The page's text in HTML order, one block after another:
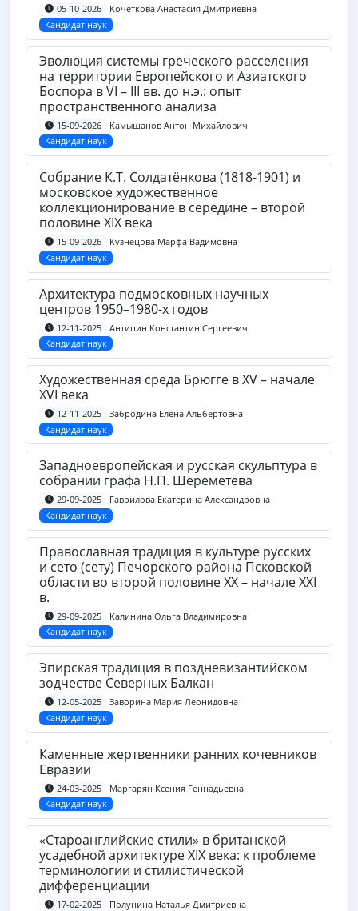
05-10-2026
Кочеткова Анастасия Дмитриевна
Кандидат наук
Эволюция системы греческого расселения
на территории Европейского и Азиатского
Боспора в VI – III вв. до н.э.: опыт
пространственного анализа
15-09-2026
Камышанов Антон Михайлович
Кандидат наук
Собрание К.Т. Солдатёнкова (1818-1901) и
московское художественное
коллекционирование в середине – второй
половине XIX века
15-09-2026
Кузнецова Марфа Вадимовна
Кандидат наук
Архитектура подмосковных научных
центров 1950–1980-х годов
12-11-2025
Антипин Константин Сергеевич
Кандидат наук
Художественная среда Брюгге в XV – начале
XVI века
12-11-2025
Забродина Елена Альбертовна
Кандидат наук
Западноевропейская и русская скульптура в
собрании графа Н.П. Шереметева
29-09-2025
Гаврилова Екатерина Александровна
Кандидат наук
Православная традиция в культуре русских
и сето (сету) Печорского района Псковской
области во второй половине ХХ – начале ХХI
в.
29-09-2025
Калинина Ольга Владимировна
Кандидат наук
Эпирская традиция в поздневизантийском
зодчестве Северных Балкан
12-05-2025
Заворина Мария Леонидовна
Кандидат наук
Каменные жертвенники ранних кочевников
Евразии
24-03-2025
Маргарян Ксения Геннадьевна
Кандидат наук
«Староанглийские стили» в британской
усадебной архитектуре XIX века: к проблеме
терминологии и стилистической
дифференциации
17-02-2025
Полунина Наталья Дмитриевна